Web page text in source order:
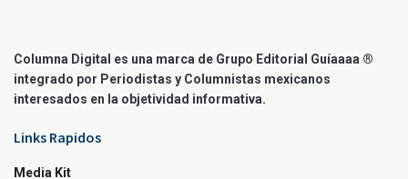
Columna Digital es una marca de Grupo Editorial Guíaaaa ®
integrado por Periodistas y Columnistas mexicanos
interesados en la objetividad informativa.
Links Rapidos
Media Kit